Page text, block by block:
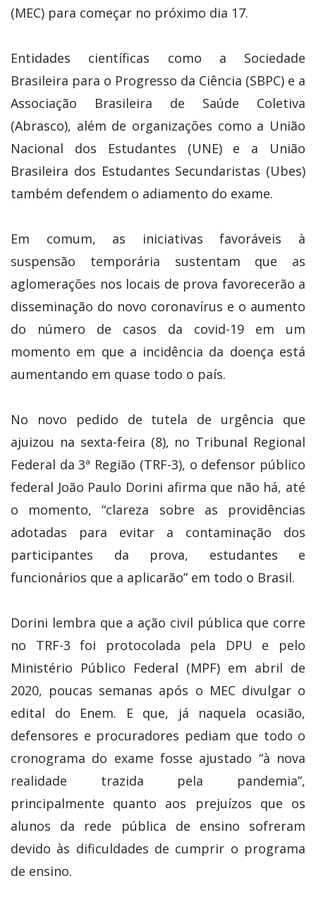
(MEC) para começar no próximo dia 17.
Entidades científicas como a Sociedade
Brasileira para o Progresso da Ciência (SBPC) e a
Associação Brasileira de Saúde Coletiva
(Abrasco), além de organizações como a União
Nacional dos Estudantes (UNE) e a União
Brasileira dos Estudantes Secundaristas (Ubes)
também defendem o adiamento do exame.
Em comum, as iniciativas favoráveis à
suspensão temporária sustentam que as
aglomerações nos locais de prova favorecerão a
disseminação do novo coronavírus e o aumento
do número de casos da covid-19 em um
momento em que a incidência da doença está
aumentando em quase todo o país.
No novo pedido de tutela de urgência que
ajuizou na sexta-feira (8), no Tribunal Regional
Federal da 3ª Região (TRF-3), o defensor público
federal João Paulo Dorini afirma que não há, até
o momento, “clareza sobre as providências
adotadas para evitar a contaminação dos
participantes da prova, estudantes e
funcionários que a aplicarão” em todo o Brasil.
Dorini lembra que a ação civil pública que corre
no TRF-3 foi protocolada pela DPU e pelo
Ministério Público Federal (MPF) em abril de
2020, poucas semanas após o MEC divulgar o
edital do Enem. E que, já naquela ocasião,
defensores e procuradores pediam que todo o
cronograma do exame fosse ajustado “à nova
realidade trazida pela pandemia”,
principalmente quanto aos prejuízos que os
alunos da rede pública de ensino sofreram
devido às dificuldades de cumprir o programa
de ensino.